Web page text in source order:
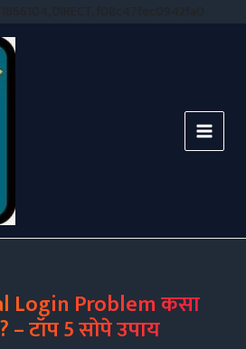
Login Problem कसा
– टॉप 5 सोपे उपाय